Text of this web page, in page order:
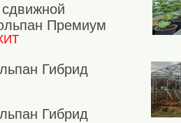
Премиум
Гибрид
Гибрид